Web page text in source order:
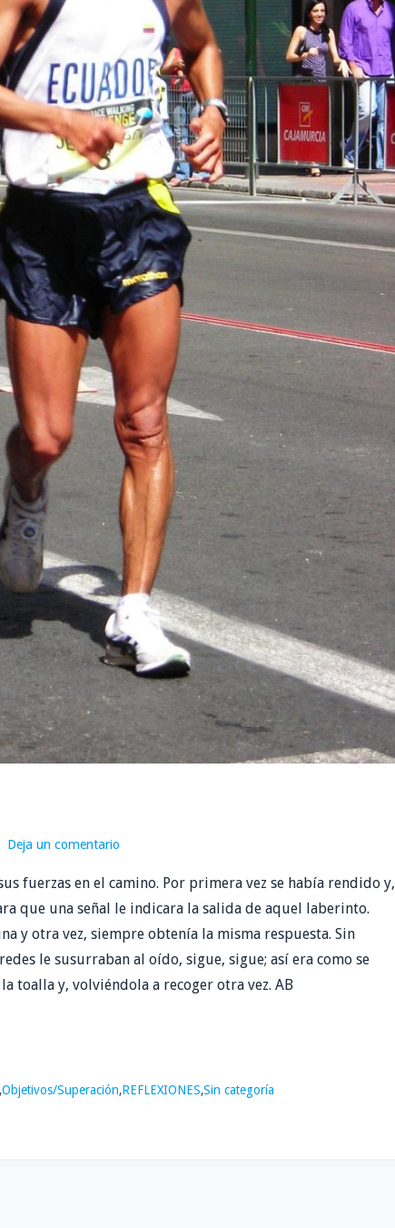
Deja un comentario
fuerzas en el camino. Por primera vez se había rendido y,
que una señal le indicara la salida de aquel laberinto.
y otra vez, siempre obtenía la misma respuesta. Sin
le susurraban al oído, sigue, sigue; así era como se
toalla y, volviéndola a recoger otra vez. AB
,Objetivos/Superación,REFLEXIONES,Sin categoría